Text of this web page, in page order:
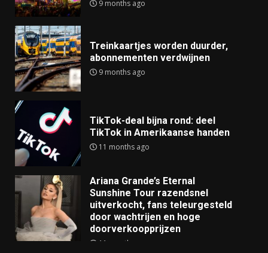
9 months ago
Treinkaartjes worden duurder,
abonnementen verdwijnen
9 months ago
TikTok-deal bijna rond: deel
TikTok in Amerikaanse handen
11 months ago
Ariana Grande’s Eternal
Sunshine Tour razendsnel
uitverkocht, fans teleurgesteld
door wachtrijen en hoge
doorverkoopprijzen
11 months ago